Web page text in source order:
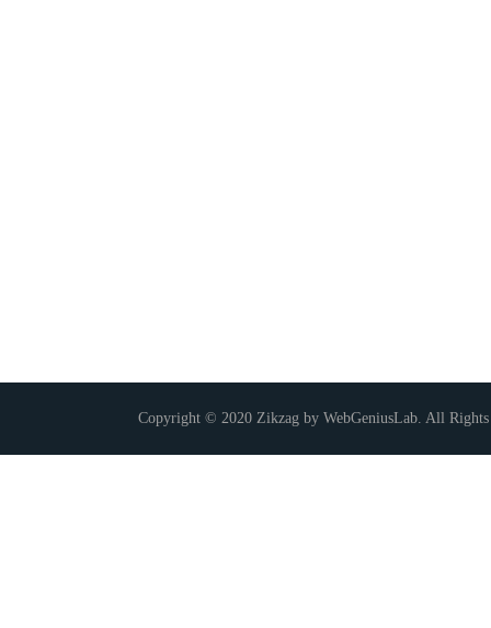
Copyright © 2020 Zikzag by WebGeniusLab. All Rights